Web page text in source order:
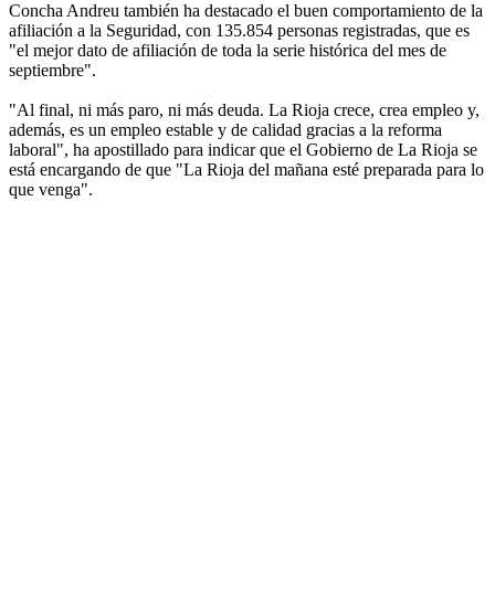
Concha Andreu también ha destacado el buen comportamiento de la
afiliación a la Seguridad, con 135.854 personas registradas, que es
"el mejor dato de afiliación de toda la serie histórica del mes de
septiembre".
"Al final, ni más paro, ni más deuda. La Rioja crece, crea empleo y,
además, es un empleo estable y de calidad gracias a la reforma
laboral", ha apostillado para indicar que el Gobierno de La Rioja se
está encargando de que "La Rioja del mañana esté preparada para lo
que venga".